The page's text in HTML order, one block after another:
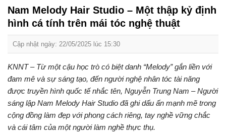
Nam Melody Hair Studio – Một thập kỷ định
hình cá tính trên mái tóc nghệ thuật
Cập nhật ngày: 22/05/2025 lúc 15:30
KNNT – Từ một cậu học trò có biệt danh “Melody” gắn liền với
đam mê và sự sáng tạo, đến người nghệ nhân tóc tài năng
được truyền hình quốc tế nhắc tên, Nguyễn Trung Nam – Người
sáng lập Nam Melody Hair Studio đã ghi dấu ấn mạnh mẽ trong
cộng đồng làm đẹp với phong cách riêng, tay nghề vững chắc
và cái tâm của một người làm nghề thực thụ.